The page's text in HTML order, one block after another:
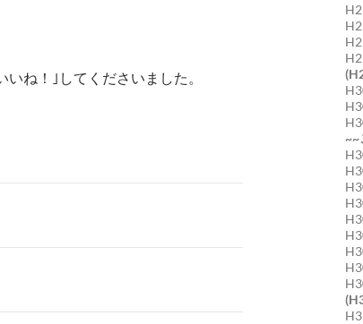
いね！｣してくださいました。
~~